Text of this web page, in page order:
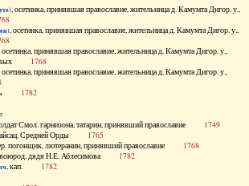
, осетинка, принявшая православие, жительница д. Камумта Дигор. у.,
, осетинка, принявшая православие, жительница д. Камумта Дигор. у.,
осетинка, принявшая православие, жительница д. Камумта Дигор. у.,
1768
осетинка, принявшая православие, жительница д. Камумта Дигор. у.,
1782
Смол. гарнизона, татарин, принявший православие 1749
Средней Орды 1765
погонщик, лютеранин, принявший православие 1768
дядя Н.Е. Аблесимова 1782
, кап. 1782